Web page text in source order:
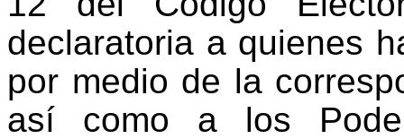
declaratoria a quienes
por medio de la
así como a los